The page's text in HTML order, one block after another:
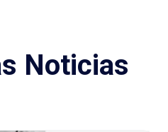
Noticias